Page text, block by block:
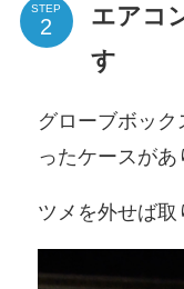
STEP
エアコ
す
グローブボッ
ったケースがあ
ツメを外せば取